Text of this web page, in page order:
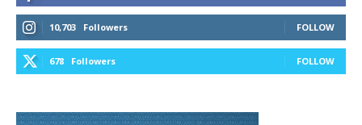
10,703 Followers FOLLOW
678 Followers FOLLOW